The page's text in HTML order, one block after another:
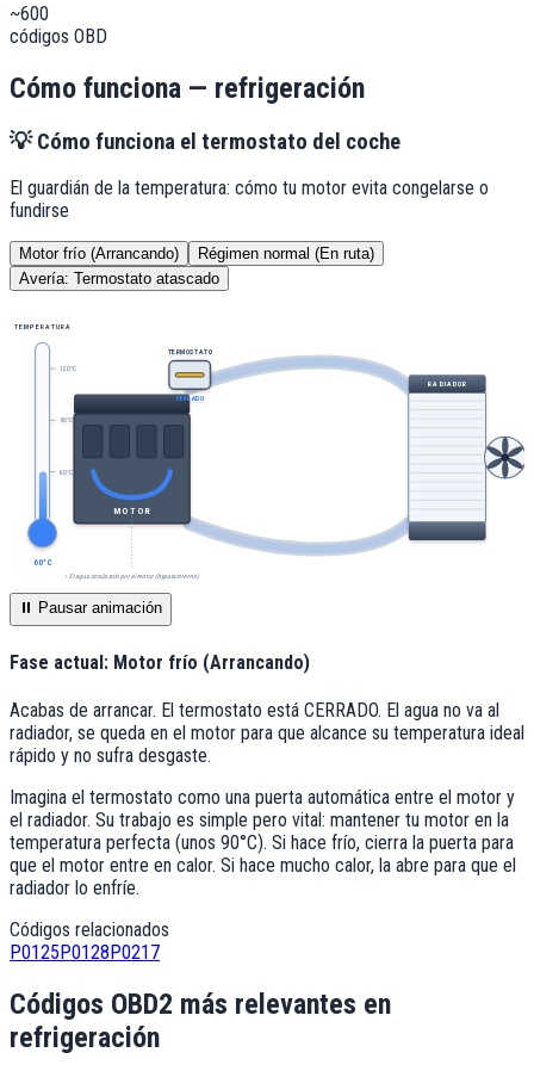
~600
códigos OBD
Cómo funciona — refrigeración
💡 Cómo funciona el termostato del coche
El guardián de la temperatura: cómo tu motor evita congelarse o
fundirse
Motor frío (Arrancando)
Régimen normal (En ruta)
Avería: Termostato atascado
120°C
90°C
60°C
TEMPERATURA
60°C
MOTOR
TERMOSTATO
CERRADO
RADIADOR
↑ El agua circula solo por el motor (bypass interno)
⏸️ Pausar animación
Fase actual: Motor frío (Arrancando)
Acabas de arrancar. El termostato está CERRADO. El agua no va al
radiador, se queda en el motor para que alcance su temperatura ideal
rápido y no sufra desgaste.
Imagina el termostato como una puerta automática entre el motor y
el radiador. Su trabajo es simple pero vital: mantener tu motor en la
temperatura perfecta (unos 90°C). Si hace frío, cierra la puerta para
que el motor entre en calor. Si hace mucho calor, la abre para que el
radiador lo enfríe.
Códigos relacionados
P0125 P0128 P0217
Códigos OBD2 más relevantes en
refrigeración